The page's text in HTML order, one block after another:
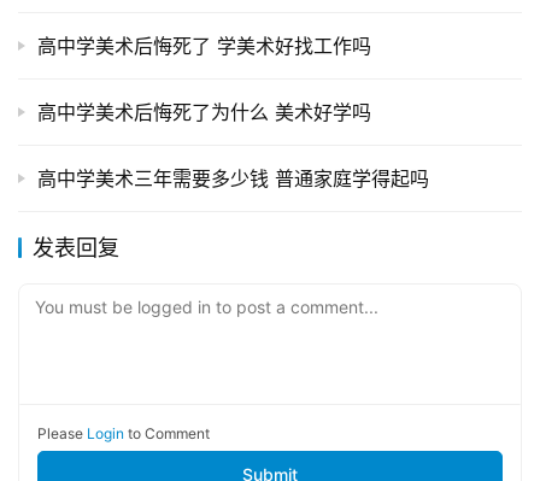
高中学美术后悔死了 学美术好找工作吗
高中学美术后悔死了为什么 美术好学吗
高中学美术三年需要多少钱 普通家庭学得起吗
发表回复
You must be logged in to post a comment...
Please Login to Comment
Submit